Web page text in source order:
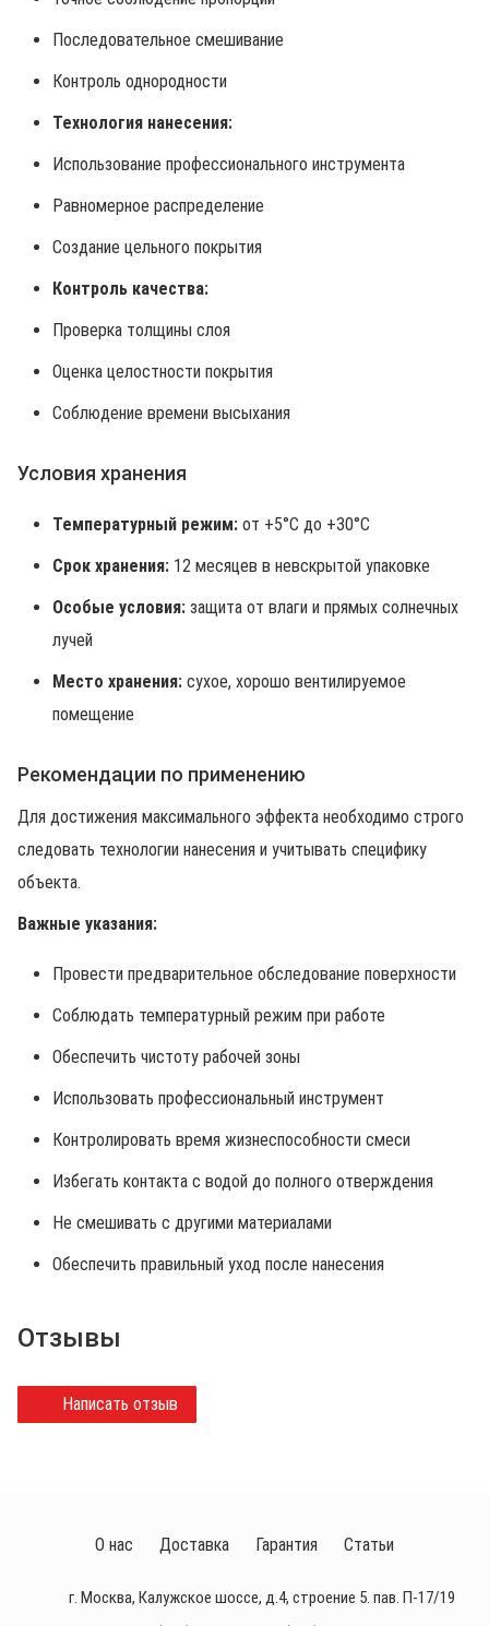
Последовательное смешивание
Контроль однородности
Технология нанесения:
Использование профессионального инструмента
Равномерное распределение
Создание цельного покрытия
Контроль качества:
Проверка толщины слоя
Оценка целостности покрытия
Соблюдение времени высыхания
Условия хранения
Температурный режим: от +5°C до +30°C
Срок хранения: 12 месяцев в невскрытой упаковке
Особые условия: защита от влаги и прямых солнечных
лучей
Место хранения: сухое, хорошо вентилируемое
помещение
Рекомендации по применению
Для достижения максимального эффекта необходимо строго
следовать технологии нанесения и учитывать специфику
объекта.
Важные указания:
Провести предварительное обследование поверхности
Соблюдать температурный режим при работе
Обеспечить чистоту рабочей зоны
Использовать профессиональный инструмент
Контролировать время жизнеспособности смеси
Избегать контакта с водой до полного отверждения
Не смешивать с другими материалами
Обеспечить правильный уход после нанесения
Отзывы
Написать отзыв
г. Москва, Калужское шоссе, д.4, строение 5. пав. П-17/19
О нас Доставка Гарантия Статьи